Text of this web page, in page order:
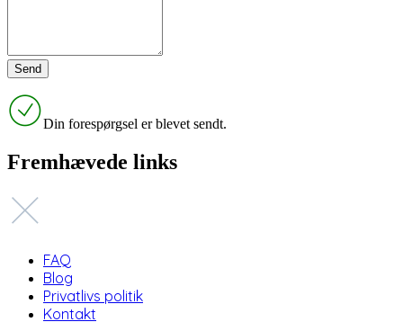
Din forespørgsel er blevet sendt.
Fremhævede links
FAQ
Blog
Privatlivs politik
Kontakt